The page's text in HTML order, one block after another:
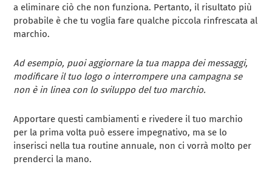
a eliminare ciò che non funziona. Pertanto, il risultato più
probabile è che tu voglia fare qualche piccola rinfrescata al
marchio.
Ad esempio, puoi aggiornare la tua mappa dei messaggi,
modificare il tuo logo o interrompere una campagna se
non è in linea con lo sviluppo del tuo marchio.
Apportare questi cambiamenti e rivedere il tuo marchio
per la prima volta può essere impegnativo, ma se lo
inserisci nella tua routine annuale, non ci vorrà molto per
prenderci la mano.